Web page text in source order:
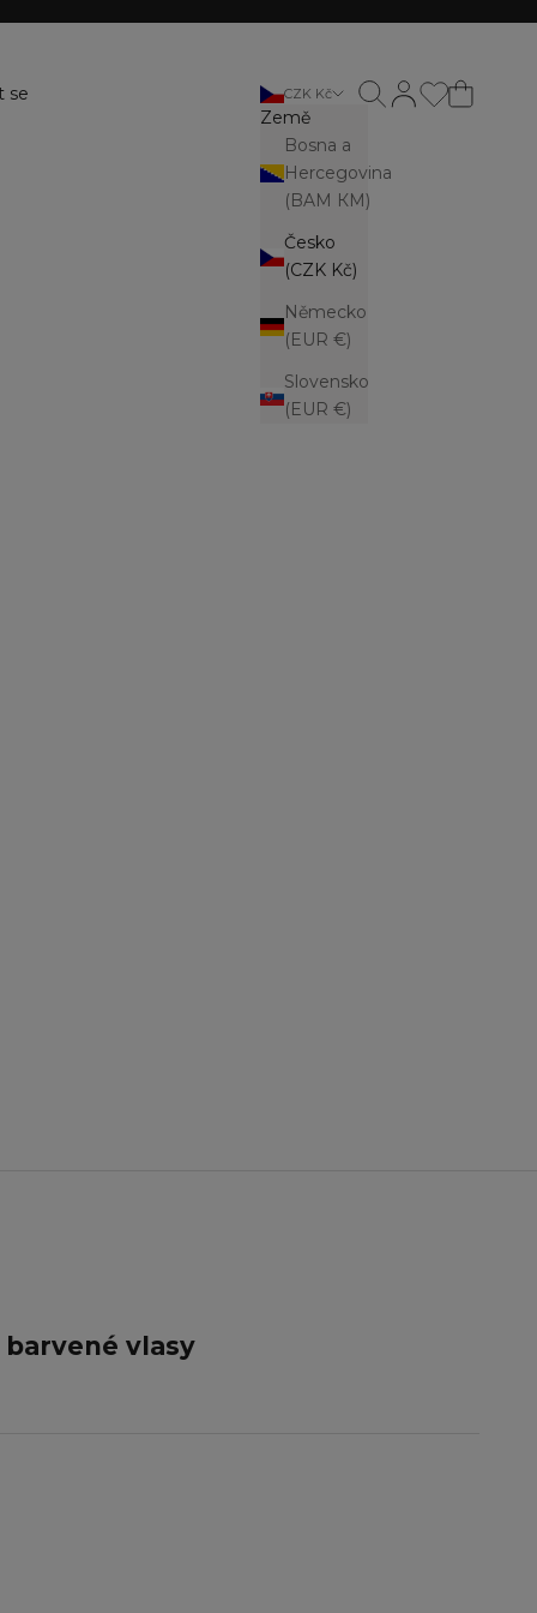
se CZK Kč
Země
Bosna a
Hercegovina
(BAM КМ)
Česko
(CZK Kč)
Německo
(EUR €)
Slovensko
(EUR €)
Otevřít stránku
Otevřít vyhledávání
vlasy